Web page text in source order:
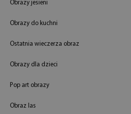
Obrazy jesieni
Obrazy do kuchni
Ostatnia wieczerza obraz
Obrazy dla dzieci
Pop art obrazy
Obraz las